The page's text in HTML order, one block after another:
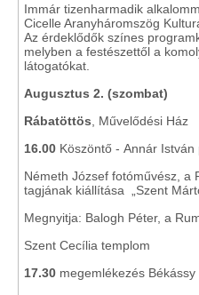
Immár tizenharmadik
Cicelle Aranyháromszög
Az érdeklődők színes
melyben a festészettől a
látogatókat.
Augusztus 2. (szombat)
Rábatöttös , Művelődési Ház
16.00 Köszöntő - Annár
Németh József fotóművész, a
tagjának kiállítása „Szent
Megnyitja: Balogh Péter, a
Szent Cecília templom
17.30 megemlékezés